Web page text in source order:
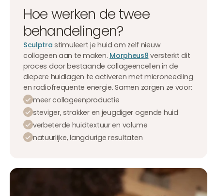
Hoe werken de twee
behandelingen?
Sculptra stimuleert je huid om zelf nieuw
collageen aan te maken. Morpheus8 versterkt dit
proces door bestaande collageencellen in de
diepere huidlagen te activeren met microneedling
en radiofrequente energie. Samen zorgen ze voor:
meer collageenproductie
steviger, strakker en jeugdiger ogende huid
verbeterde huidtextuur en volume
natuurlijke, langdurige resultaten